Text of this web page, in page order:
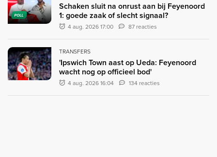
POLL
Schaken sluit na onrust aan bij Feyenoord
1: goede zaak of slecht signaal?
4 aug. 2026 17:00 87 reacties
TRANSFERS
'Ipswich Town aast op Ueda: Feyenoord
wacht nog op officieel bod'
4 aug. 2026 16:04 134 reacties